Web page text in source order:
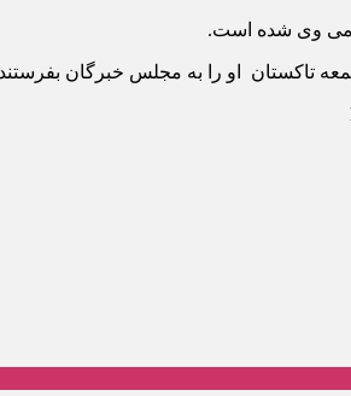
وی شده است.
تاکستان او را به مجلس خبرگان